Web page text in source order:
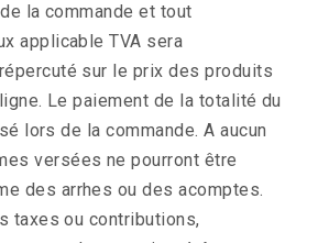
la commande et tout
applicable TVA sera
sur le prix des produits
Le paiement de la totalité du
lors de la commande. A aucun
versées ne pourront être
des arrhes ou des acomptes.
taxes ou contributions,